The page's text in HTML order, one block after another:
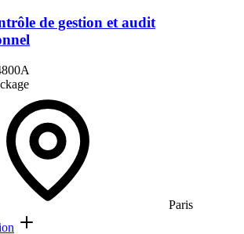
de gestion et audit
Paris